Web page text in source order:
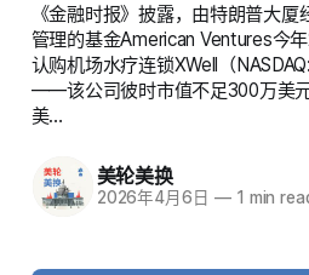
《金融时报》披露，由特朗普大
管理的基金American Ventures今
认购机场水疗连锁XWell（
——该公司彼时市值不足300万美
美…
美轮美换
2026年4月6日 —1 min